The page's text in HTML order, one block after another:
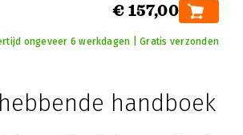
€ 157,00
ongeveer 6 werkdagen | Gratis verzonden
handboek